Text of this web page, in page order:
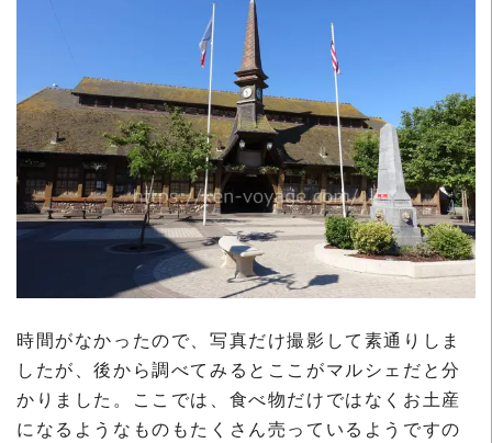
時間がなかったので、写真だけ撮影して素通りしま
したが、後から調べてみるとここがマルシェだと分
かりました。ここでは、食べ物だけではなくお土産
になるようなものもたくさん売っているようですの